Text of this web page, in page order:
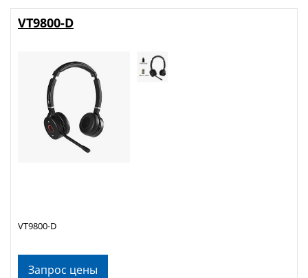
Запрос цены
VT9800-D
VT9800-D